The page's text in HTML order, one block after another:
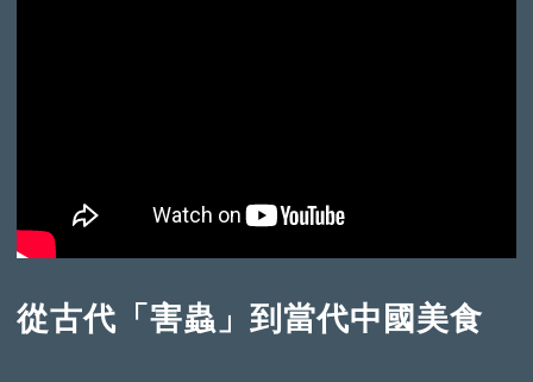
從古代「害蟲」到當代中國美食